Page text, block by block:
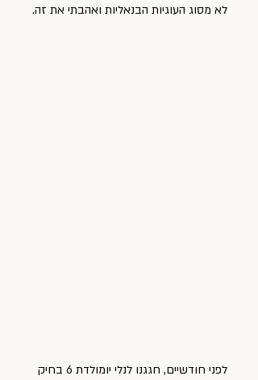
לא מסוג העוגיות הבנאליות ואהבתי את זה.
לפני חודשיים, חגגנו לנלי יומולדת 6 בחיק